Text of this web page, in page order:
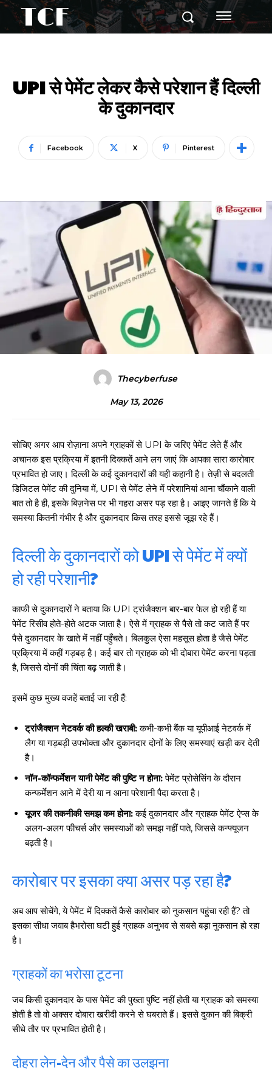
TCF
UPI से पेमेंट लेकर कैसे परेशान हैं दिल्ली
के दुकानदार
Facebook X Pinterest
Thecyberfuse
May 13, 2026
सोचिए अगर आप रोज़ाना अपने ग्राहकों से UPI के जरिए पेमेंट लेते हैं और
अचानक इस प्रक्रिया में इतनी दिक्कतें आने लग जाएं कि आपका सारा कारोबार
प्रभावित हो जाए। दिल्ली के कई दुकानदारों की यही कहानी है। तेज़ी से बदलती
डिजिटल पेमेंट की दुनिया में, UPI से पेमेंट लेने में परेशानियां आना चौंकाने वाली
बात तो है ही, इसके बिज़नेस पर भी गहरा असर पड़ रहा है। आइए जानते हैं कि ये
समस्या कितनी गंभीर है और दुकानदार किस तरह इससे जूझ रहे हैं।
दिल्ली के दुकानदारों को UPI से पेमेंट में क्यों
हो रही परेशानी?
काफी से दुकानदारों ने बताया कि UPI ट्रांजैक्शन बार-बार फेल हो रही हैं या
पेमेंट रिसीव होते-होते अटक जाता है। ऐसे में ग्राहक से पैसे तो कट जाते हैं पर
पैसे दुकानदार के खाते में नहीं पहुँचते। बिलकुल ऐसा महसूस होता है जैसे पेमेंट
प्रक्रिया में कहीं गड़बड़ है। कई बार तो ग्राहक को भी दोबारा पेमेंट करना पड़ता
है, जिससे दोनों की चिंता बढ़ जाती है।
इसमें कुछ मुख्य वजहें बताई जा रही हैं:
ट्रांजैक्शन नेटवर्क की हल्की खराबी:कभी-कभी बैंक या यूपीआई नेटवर्क में
लैग या गड़बड़ी उपभोक्ता और दुकानदार दोनों के लिए समस्याएं खड़ी कर देती
है।
नॉन-कॉन्फर्मेशन यानी पेमेंट की पुष्टि न होना:पेमेंट प्रोसेसिंग के दौरान
कन्फर्मेशन आने में देरी या न आना परेशानी पैदा करता है।
यूजर की तकनीकी समझ कम होना:कई दुकानदार और ग्राहक पेमेंट ऐप्स के
अलग-अलग फीचर्स और समस्याओं को समझ नहीं पाते, जिससे कन्फ्यूजन
बढ़ती है।
कारोबार पर इसका क्या असर पड़ रहा है?
अब आप सोचेंगे, ये पेमेंट में दिक्कतें कैसे कारोबार को नुकसान पहुंचा रही हैं? तो
इसका सीधा जवाब हैभरोसा घटी हुई ग्राहक अनुभव से सबसे बड़ा नुकसान हो रहा
है।
ग्राहकों का भरोसा टूटना
जब किसी दुकानदार के पास पेमेंट की पुख्ता पुष्टि नहीं होती या ग्राहक को समस्या
होती है तो वो अक्सर दोबारा खरीदी करने से घबराते हैं। इससे दुकान की बिक्री
सीधे तौर पर प्रभावित होती है।
दोहरा लेन-देन और पैसे का उलझना